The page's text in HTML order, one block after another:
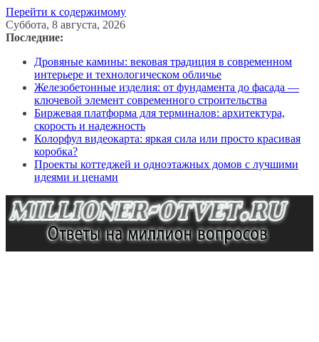
Перейти к содержимому
Суббота, 8 августа, 2026
Последние:
Дровяные камины: вековая традиция в современном
интерьере и технологическом обличье
Железобетонные изделия: от фундамента до фасада —
ключевой элемент современного строительства
Биржевая платформа для терминалов: архитектура,
скорость и надежность
Колорфул видеокарта: яркая сила или просто красивая
коробка?
Проекты коттеджей и одноэтажных домов с лучшими
идеями и ценами